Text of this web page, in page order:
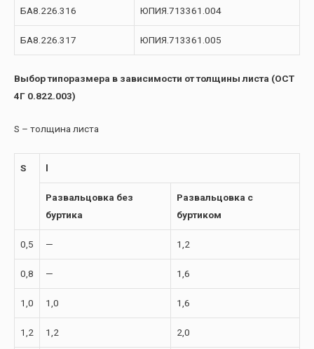
БА8.226.316 ЮПИЯ.713361.004
БА8.226.317 ЮПИЯ.713361.005
Выбор типоразмера в зависимости от толщины листа (ОСТ
4Г 0.822.003)
S – толщина листа
S l
Развальцовка без
буртика
Развальцовка с
буртиком
0,5 — 1,2
0,8 — 1,6
1,0 1,0 1,6
1,2 1,2 2,0